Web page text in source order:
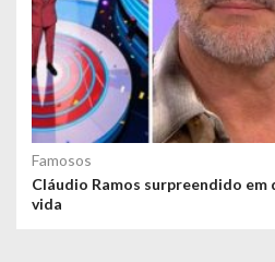
Famosos
Cláudio Ramos surpreendido
vida